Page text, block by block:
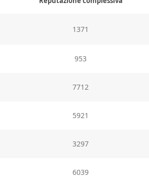
1371
953
7712
5921
3297
6039